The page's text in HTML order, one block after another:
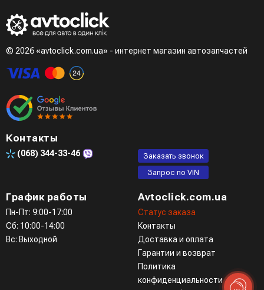
Третий вариант - сделать заказ по телефонном режиме
при разговоре с менеджером
Четвертый вариант - заказать через доступные
мессенджеры (viber, telegram)
- LiqPay при оформлении заказа через корзину
© 2026 «avtoclick.com.ua» - интернет магазин автозапчастей
Контакты
(068) 344-33-46
Заказать звонок
Запрос по VIN
График работы
Пн-Пт: 9:00-17:00
Сб: 10:00-14:00
Вс: Выходной
Avtoclick.com.ua
Статус заказа
Контакты
Доставка и оплата
Гарантии и возврат
Политика
конфиденциальности